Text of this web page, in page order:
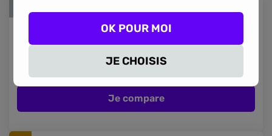
595,70 €/an
Je compare
JE CHOISIS
OK POUR MOI